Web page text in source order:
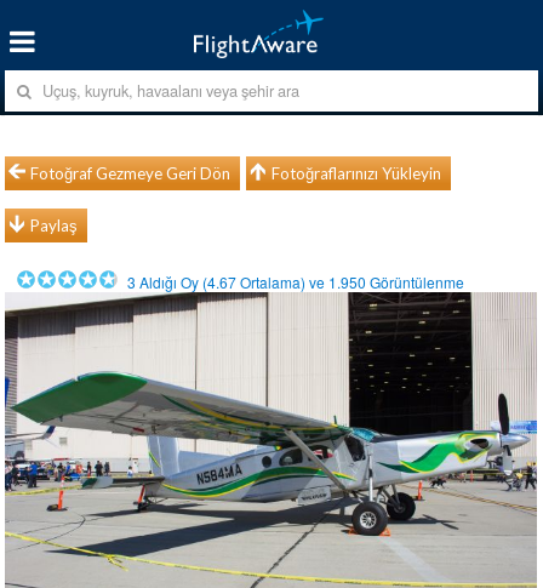
Fotoğraf Gezmeye Geri Dön Fotoğraflarınızı Yükleyin
Paylaş
3 Aldığı Oy (4.67Ortalama) ve 1.950 Görüntülenme